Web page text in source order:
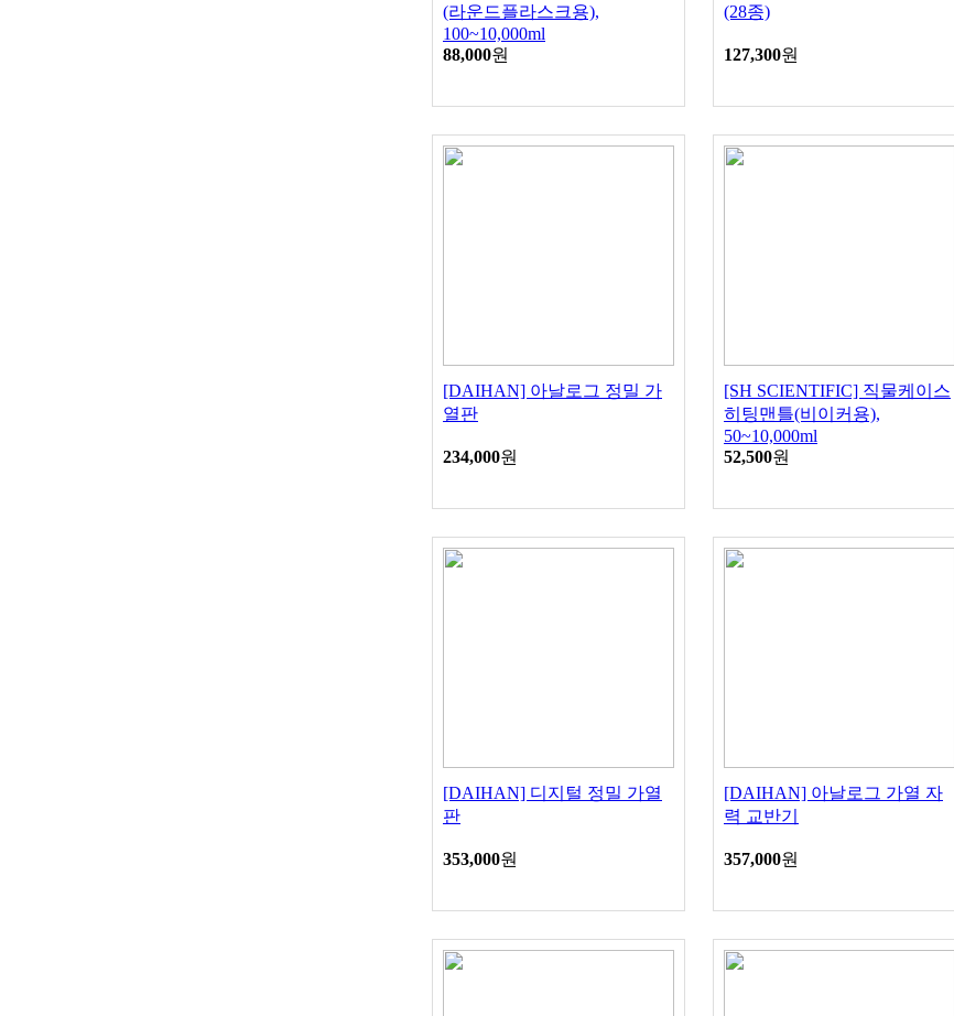
(라운드플라스크용),
100~10,000ml
88,000원
(28종)
127,300원
[DAIHAN] 아날로그 정밀 가
열판
234,000원
[SH SCIENTIFIC] 직물케이스
히팅맨틀(비이커용),
50~10,000ml
52,500원
[DAIHAN] 디지털 정밀 가열
판
353,000원
[DAIHAN] 아날로그 가열 자
력 교반기
357,000원